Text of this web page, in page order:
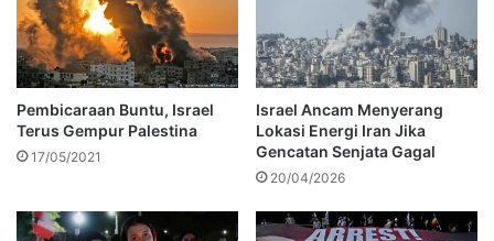
Pembicaraan Buntu, Israel
Terus Gempur Palestina
17/05/2021
Israel Ancam Menyerang
Lokasi Energi Iran Jika
Gencatan Senjata Gagal
20/04/2026